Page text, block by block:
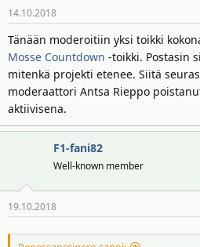
14.10.2018
Tänään moderoitiin yksi toikki
Mosse Countdown -toikki. Postasin
mitenkä projekti etenee. Siitä
moderaattori Antsa Rieppo
aktiivisena.
F1-fani82
Well-known member
19.10.2018